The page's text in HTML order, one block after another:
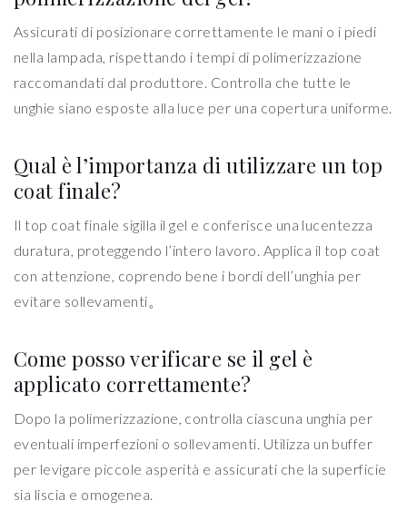
Assicurati di posizionare correttamente le mani o i piedi
nella lampada, rispettando i tempi di polimerizzazione
raccomandati dal produttore. Controlla che tutte le
unghie siano esposte alla luce per una copertura uniforme.
Qual è l’importanza di utilizzare un top
coat finale?
Il top coat finale sigilla il gel e conferisce una lucentezza
duratura, proteggendo l’intero lavoro. Applica il top coat
con attenzione, coprendo bene i bordi dell’unghia per
evitare sollevamenti。
Come posso verificare se il gel è
applicato correttamente?
Dopo la polimerizzazione, controlla ciascuna unghia per
eventuali imperfezioni o sollevamenti. Utilizza un buffer
per levigare piccole asperità e assicurati che la superficie
sia liscia e omogenea.